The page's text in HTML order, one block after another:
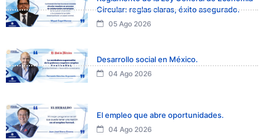
Circular: reglas claras, éxito asegurado.
05 Ago 2026
Desarrollo social en México.
04 Ago 2026
El empleo que abre oportunidades.
04 Ago 2026